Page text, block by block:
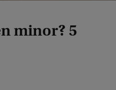
minor? 5